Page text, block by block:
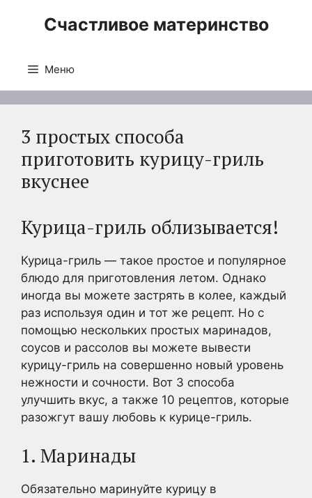
Счастливое материнство
Меню
3 простых способа
приготовить курицу-гриль
вкуснее
Курица-гриль облизывается!
Курица-гриль — такое простое и популярное
блюдо для приготовления летом. Однако
иногда вы можете застрять в колее, каждый
раз используя один и тот же рецепт. Но с
помощью нескольких простых маринадов,
соусов и рассолов вы можете вывести
курицу-гриль на совершенно новый уровень
нежности и сочности. Вот 3 способа
улучшить вкус, а также 10 рецептов, которые
разожгут вашу любовь к курице-гриль.
1. Маринады
Обязательно маринуйте курицу в